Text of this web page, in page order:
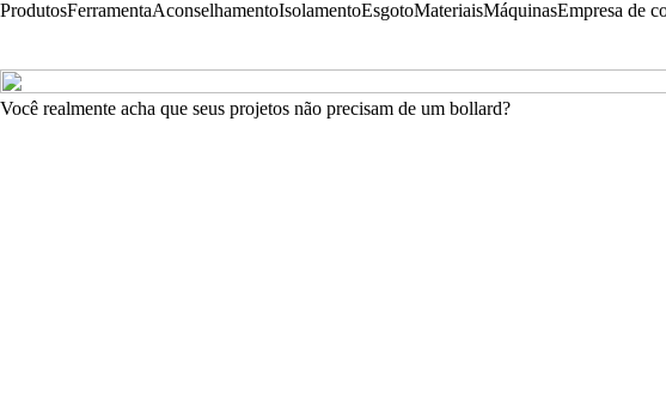
ProdutosFerramentaAconselhamentoIsolamentoEsgotoMateriaisMáquinasEmpresa de
Você realmente acha que seus projetos não precisam de um bollard?